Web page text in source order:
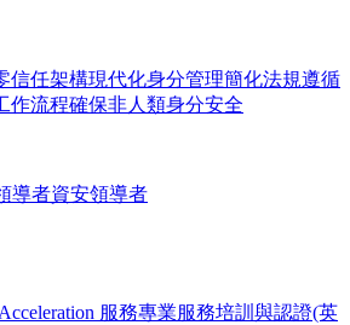
信任架構現代化身分管理簡化法規遵循
作流程確保非人類身分安全
導者資安領導者
服務專業服務培訓與認證(英